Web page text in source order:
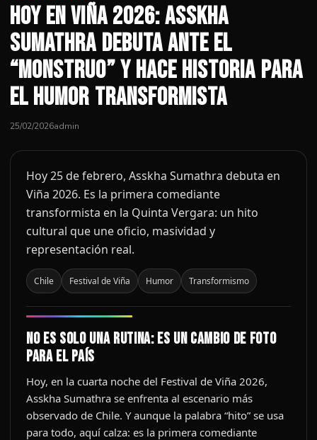
Hoy en Viña 2026: Asskha
Sumathra debuta ante el
“Monstruo” y hace historia para
el humor transformista
25/02/2026admin
Hoy 25 de febrero, Asskha Sumathra debuta en
Viña 2026. Es la primera comediante
transformista en la Quinta Vergara: un hito
cultural que une oficio, masividad y
representación real.
Chile Festival de Viña Humor Transformismo
No es solo una rutina: es un cambio de foto
para el país
Hoy, en la cuarta noche del Festival de Viña 2026,
Asskha Sumathra se enfrenta al escenario más
observado de Chile. Y aunque la palabra “hito” se usa
para todo, aquí calza: es la primera comediante